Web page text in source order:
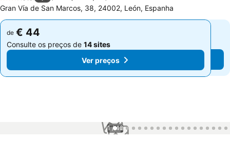
3 Estrelas
Gran Vía de San Marcos, 38, 24002, León, Espanha
de € 44
Consulte os preços de 14 sites
Ver preços
de € 44
Consulte os preços de 14 sites
Ver preços
1 / 42